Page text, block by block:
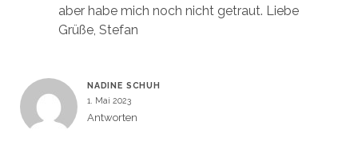
aber habe mich noch nicht getraut. Liebe
Grüße, Stefan
NADINE SCHUH
1. Mai 2023
Antworten